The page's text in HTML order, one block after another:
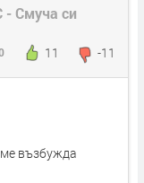
Смуча си
11 -11
възбужда